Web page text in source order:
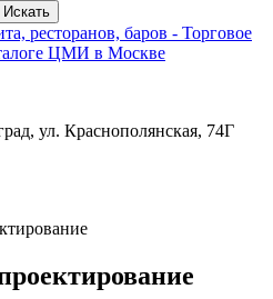
Искать
ул. Краснополянская, 74Г